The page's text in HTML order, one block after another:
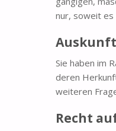
nur, soweit es
Sie haben im
deren
weiteren
Recht